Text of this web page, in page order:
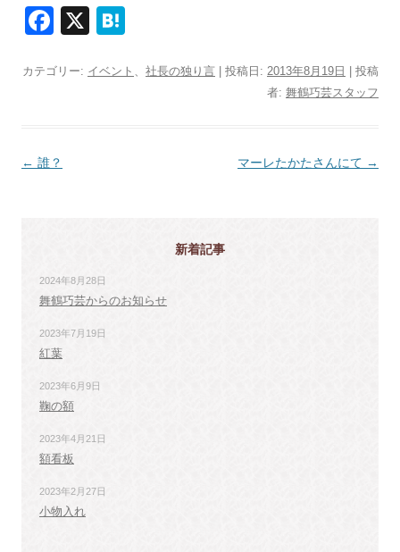
F
c
o
X
e
カテゴリー: イベント 社長の独り言 | 投稿日: 2013年8月19日
投稿
者: 舞鶴巧芸スタッフ
投
← 誰？ マーレたかたさんにて →
新着記事
舞鶴巧芸からのお知らせ
2024年8月28日
紅葉
2023年7月19日
鞠の額
2023年6月9日
額看板
2023年4月21日
小物入れ
2023年2月27日